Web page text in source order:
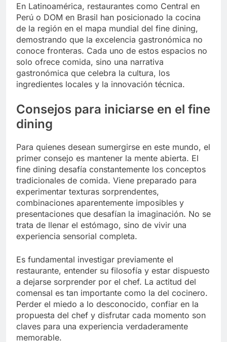
En Latinoamérica, restaurantes como Central en
Perú o DOM en Brasil han posicionado la cocina
de la región en el mapa mundial del fine dining,
demostrando que la excelencia gastronómica no
conoce fronteras. Cada uno de estos espacios no
solo ofrece comida, sino una narrativa
gastronómica que celebra la cultura, los
ingredientes locales y la innovación técnica.
Consejos para iniciarse en el fine
dining
Para quienes desean sumergirse en este mundo, el
primer consejo es mantener la mente abierta. El
fine dining desafía constantemente los conceptos
tradicionales de comida. Viene preparado para
experimentar texturas sorprendentes,
combinaciones aparentemente imposibles y
presentaciones que desafían la imaginación. No se
trata de llenar el estómago, sino de vivir una
experiencia sensorial completa.
Es fundamental investigar previamente el
restaurante, entender su filosofía y estar dispuesto
a dejarse sorprender por el chef. La actitud del
comensal es tan importante como la del cocinero.
Perder el miedo a lo desconocido, confiar en la
propuesta del chef y disfrutar cada momento son
claves para una experiencia verdaderamente
memorable.